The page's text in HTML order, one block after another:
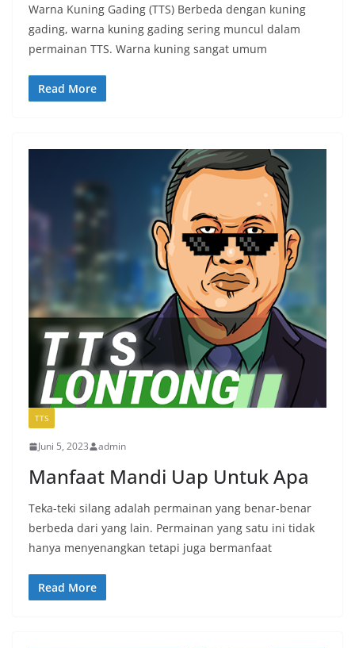
Warna Kuning Gading (TTS) Berbeda dengan kuning
gading, warna kuning gading sering muncul dalam
permainan TTS. Warna kuning sangat umum
Read More
TTS
Juni 5, 2023 admin
Manfaat Mandi Uap Untuk Apa
Teka-teki silang adalah permainan yang benar-benar
berbeda dari yang lain. Permainan yang satu ini tidak
hanya menyenangkan tetapi juga bermanfaat
Read More